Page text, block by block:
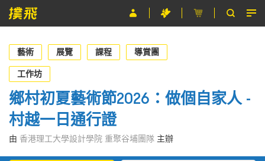
節目
主辦單位
關於撲飛
條款及細則
藝術 展覽 課程 導賞團
工作坊
鄉村初夏藝術節2026：做個自家人 -
村越一日通行證
由 香港理工大學設計學院 重聚谷埔團隊 主辦